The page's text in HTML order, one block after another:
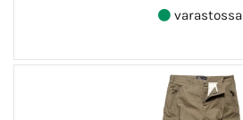
varastossa